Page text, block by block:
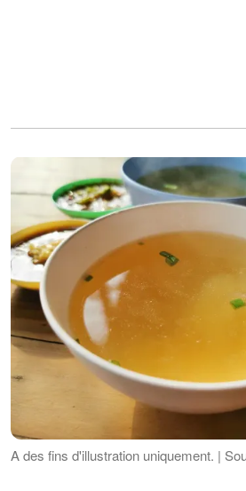
A des fins d'illustration uniquement. |